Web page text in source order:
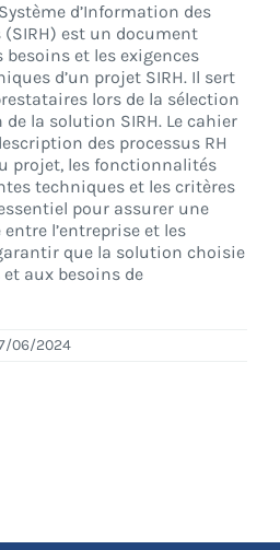
Support
d’Information des
est un document
et les exigences
d’un projet SIRH. Il sert
lors de la sélection
la solution SIRH. Le cahier
des processus RH
projet, les fonctionnalités
techniques et les critères
pour assurer une
l’entreprise et les
que la solution choisie
aux besoins de
06/2024